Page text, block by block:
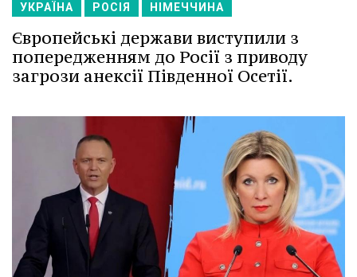
УКРАЇНА РОСІЯ НІМЕЧЧИНА
Європейські держави виступили з
попередженням до Росії з приводу
загрози анексії Південної Осетії.